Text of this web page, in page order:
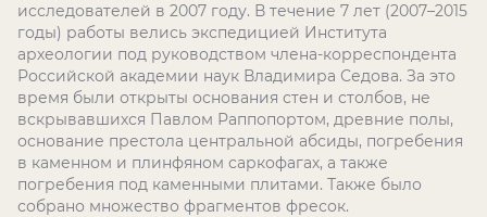
исследователей в 2007 году. В течение 7 лет (2007–2015
годы) работы велись экспедицией Института
археологии под руководством члена-корреспондента
Российской академии наук Владимира Седова. За это
время были открыты основания стен и столбов, не
вскрывавшихся Павлом Раппопортом, древние полы,
основание престола центральной абсиды, погребения
в каменном и плинфяном саркофагах, а также
погребения под каменными плитами. Также было
собрано множество фрагментов фресок.